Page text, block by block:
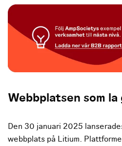
Webbplatsen som
Den 30 januari 2025
webbplats på Litium.